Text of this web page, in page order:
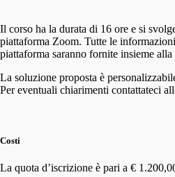
Il corso ha la durata di 16 ore e si
piattaforma Zoom. Tutte le
piattaforma saranno fornite insieme
La soluzione proposta è
Per eventuali chiarimenti contattateci
Costi
La quota d’iscrizione è pari a €